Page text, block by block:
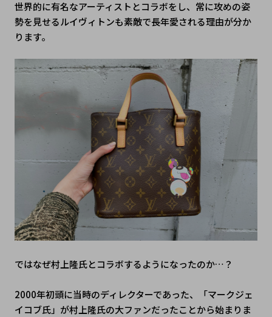
世界的に有名なアーティストとコラボをし、常に攻めの姿
勢を見せるルイヴィトンも素敵で長年愛される理由が分か
ります。
ではなぜ村上隆氏とコラボするようになったのか…？
2000年初頭に当時のディレクターであった、「マークジェ
イコブ氏」が村上隆氏の大ファンだったことから始まりま